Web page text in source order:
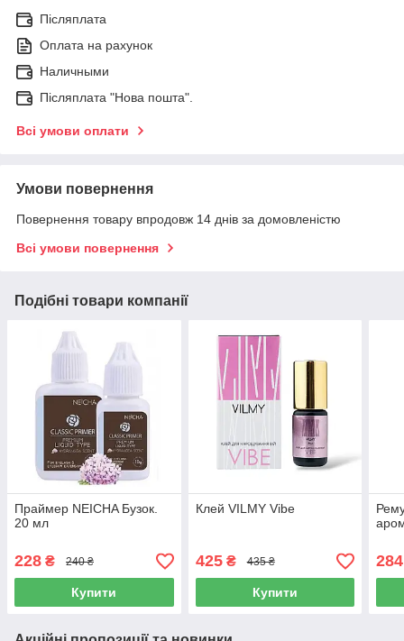
Післяплата
Оплата на рахунок
Наличными
Післяплата "Нова пошта".
Всі умови оплати
Умови повернення
Повернення товару впродовж 14 днів за домовленістю
Всі умови повернення
Подібні товари компанії
Праймер NEICHA Бузок.
20 мл
228 ₴ 240 ₴
Купити
Клей VILMY Vibe
425₴ 435 ₴
Купити